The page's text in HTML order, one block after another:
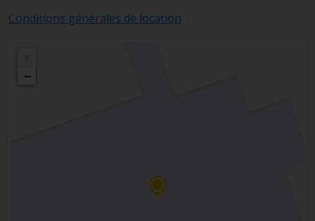
Conditions générales de location
−